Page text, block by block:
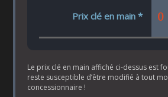
Prix clé en main * 0
Le prix clé en main affiché ci-dessus est
reste susceptible d’être modifié à tout
concessionnaire !